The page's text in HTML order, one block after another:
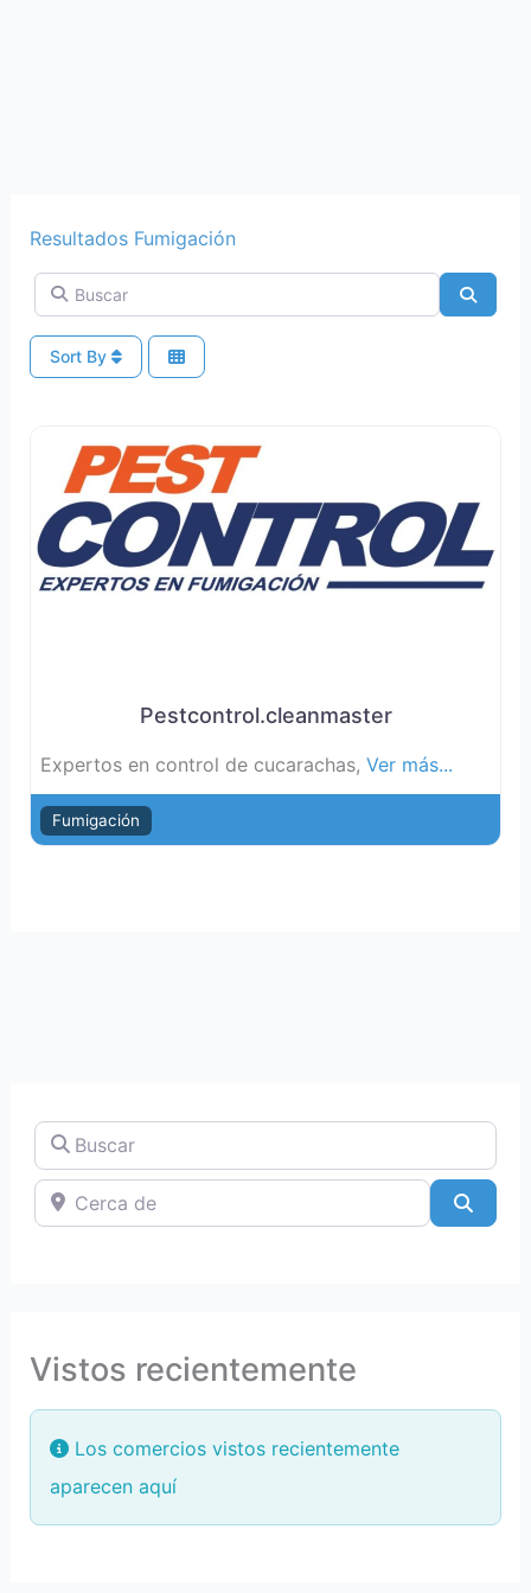
Resultados Fumigación
Buscar
Sort By
Pestcontrol.cleanmaster
Expertos en control de cucarachas, Ver más...
Fumigación
Buscar
Cerca de
Vistos recientemente
Los comercios vistos recientemente
aparecen aquí